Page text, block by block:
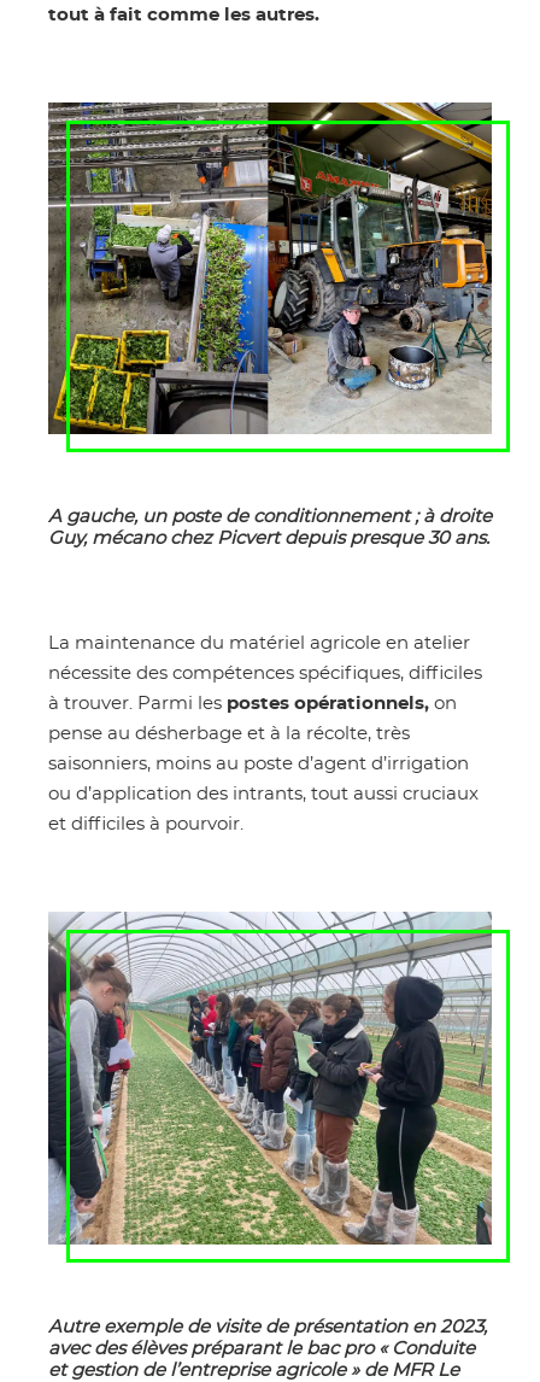
tout à fait comme les autres.
A gauche, un poste de conditionnement ; à droite
Guy, mécano chez Picvert depuis presque 30 ans.
La maintenance du matériel agricole en atelier
nécessite des compétences spécifiques, difficiles
à trouver. Parmi les postes opérationnels, on
pense au désherbage et à la récolte, très
saisonniers, moins au poste d’agent d’irrigation
ou d’application des intrants, tout aussi cruciaux
et difficiles à pourvoir.
Autre exemple de visite de présentation en 2023,
avec des élèves préparant le bac pro « Conduite
et gestion de l’entreprise agricole » de MFR Le